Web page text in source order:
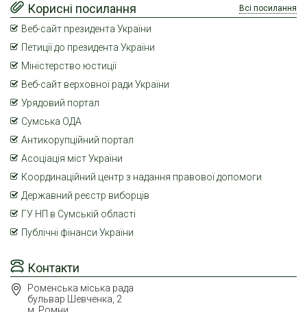
Контакти
Роменська міська рада
бульвар Шевченка, 2
Корисні посилання Всі посилання
Веб-сайт президента України
Петиції до президента України
Міністерство юстиції
Веб-сайт верховної ради України
Урядовий портал
Сумська ОДА
Антикорупційний портал
Асоціація міст України
Координаційний центр з надання правової допомоги
Державний реєстр виборців
ГУ НП в Сумській області
Публічні фінанси України